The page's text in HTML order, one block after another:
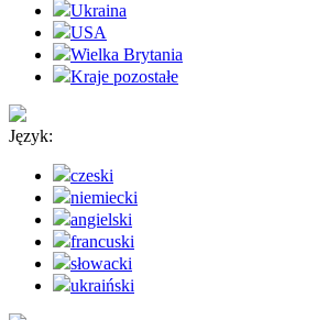
Ukraina
USA
Wielka Brytania
Kraje pozostałe
Język:
czeski
niemiecki
angielski
francuski
słowacki
ukraiński